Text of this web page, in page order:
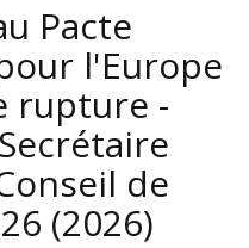
Pacte
l'Europe
rupture -
de
(2026)